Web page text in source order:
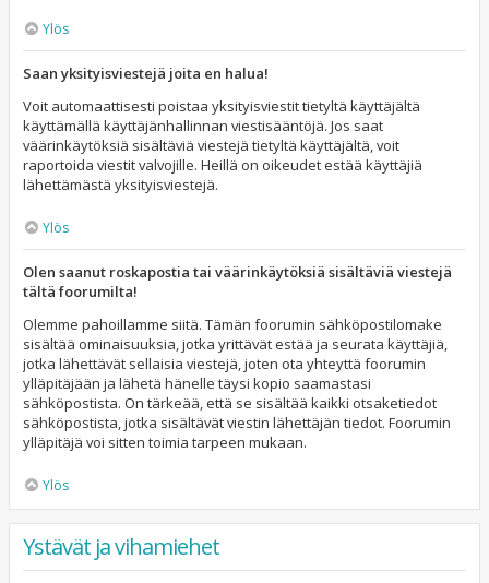
Ylös
Saan yksityisviestejä joita en halua!
Voit automaattisesti poistaa yksityisviestit tietyltä käyttäjältä
käyttämällä käyttäjänhallinnan viestisääntöjä. Jos saat
väärinkäytöksiä sisältäviä viestejä tietyltä käyttäjältä, voit
raportoida viestit valvojille. Heillä on oikeudet estää käyttäjiä
lähettämästä yksityisviestejä.
Ylös
Olen saanut roskapostia tai väärinkäytöksiä sisältäviä viestejä
tältä foorumilta!
Olemme pahoillamme siitä. Tämän foorumin sähköpostilomake
sisältää ominaisuuksia, jotka yrittävät estää ja seurata käyttäjiä,
jotka lähettävät sellaisia viestejä, joten ota yhteyttä foorumin
ylläpitäjään ja lähetä hänelle täysi kopio saamastasi
sähköpostista. On tärkeää, että se sisältää kaikki otsaketiedot
sähköpostista, jotka sisältävät viestin lähettäjän tiedot. Foorumin
ylläpitäjä voi sitten toimia tarpeen mukaan.
Ylös
Ystävät ja vihamiehet